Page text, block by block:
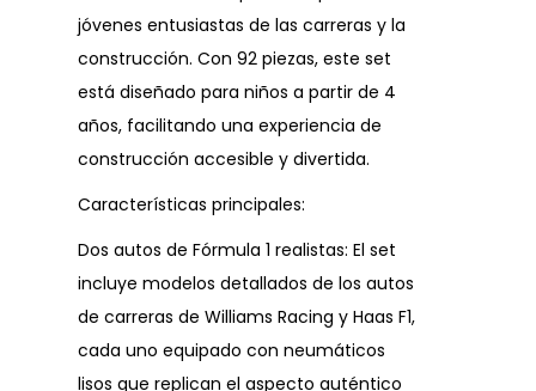
jóvenes entusiastas de las carreras y la
construcción. Con 92 piezas, este set
está diseñado para niños a partir de 4
años, facilitando una experiencia de
construcción accesible y divertida.
Características principales:
Dos autos de Fórmula 1 realistas: El set
incluye modelos detallados de los autos
de carreras de Williams Racing y Haas F1,
cada uno equipado con neumáticos
lisos que replican el aspecto auténtico